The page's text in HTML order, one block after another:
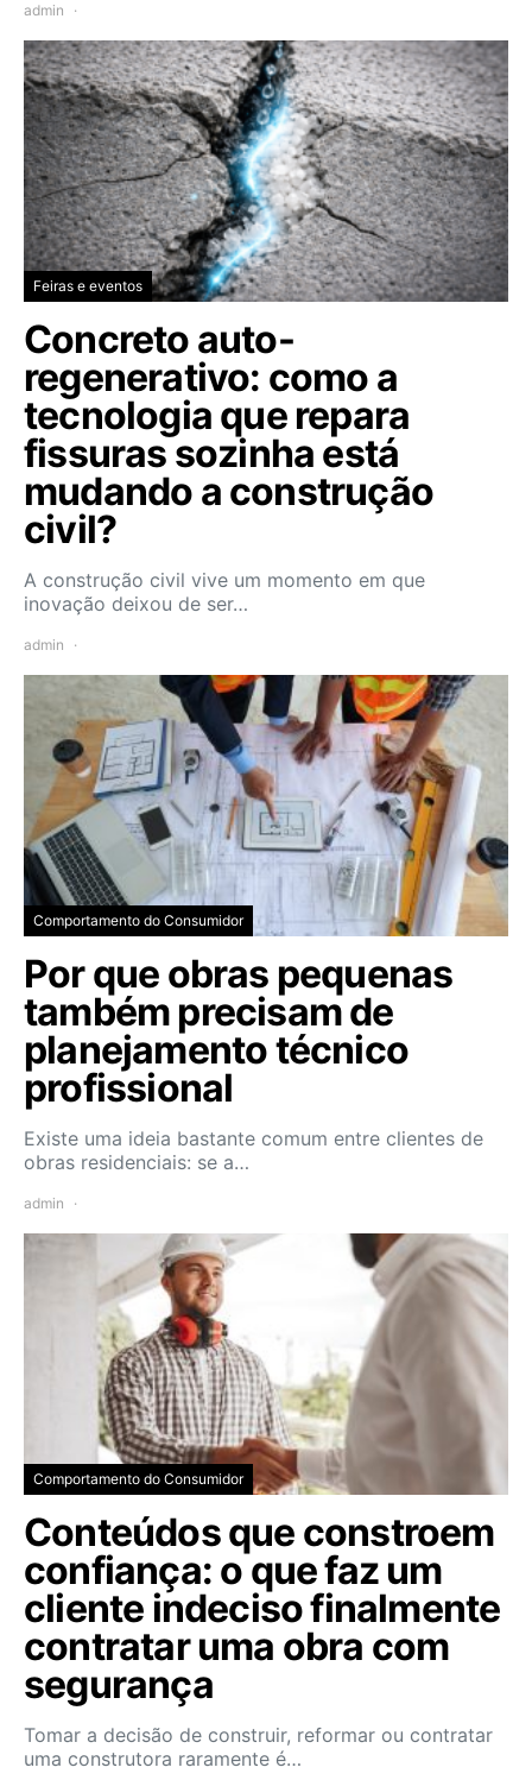
admin
Feiras e eventos
Concreto auto-
regenerativo: como a
tecnologia que repara
fissuras sozinha está
mudando a construção
civil?
A construção civil vive um momento em que
inovação deixou de ser…
admin
Comportamento do Consumidor
Por que obras pequenas
também precisam de
planejamento técnico
profissional
Existe uma ideia bastante comum entre clientes de
obras residenciais: se a…
admin
Comportamento do Consumidor
Conteúdos que constroem
confiança: o que faz um
cliente indeciso finalmente
contratar uma obra com
segurança
Tomar a decisão de construir, reformar ou contratar
uma construtora raramente é…